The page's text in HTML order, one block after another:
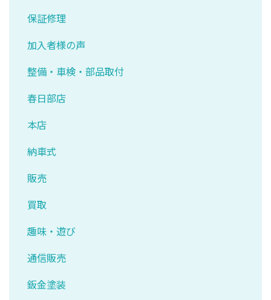
保証修理
加入者様の声
整備・車検・部品取付
春日部店
本店
納車式
販売
買取
趣味・遊び
通信販売
鈑金塗装